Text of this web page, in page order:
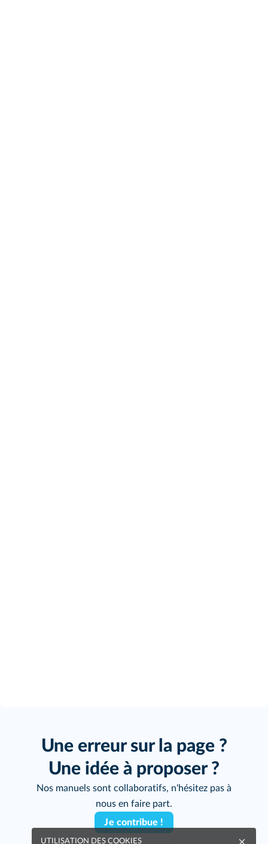
Une erreur sur la page ?
Une idée à proposer ?
Nos manuels sont collaboratifs, n'hésitez pas à
nous en faire part.
Je contribue !
UTILISATION DES COOKIES